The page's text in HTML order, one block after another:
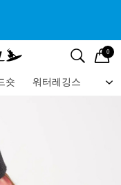
검색
0
숏 워터레깅스 비
메뉴